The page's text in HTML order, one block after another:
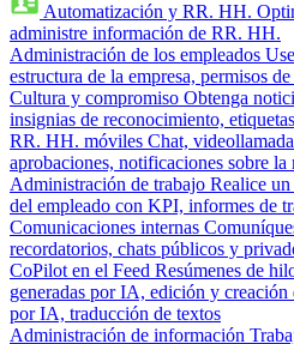
Automatización y RR. HH.
administre información de RR. HH.
Administración de los empleados
estructura de la empresa, permisos
Cultura y compromiso Obtenga
insignias de reconocimiento,
RR. HH. móviles Chat,
aprobaciones, notificaciones sobre la
Administración de trabajo Realice
del empleado con KPI, informes de
Comunicaciones internas
recordatorios, chats públicos y
CoPilot en el Feed Resúmenes de
generadas por IA, edición y creación
por IA, traducción de textos
Administración de información